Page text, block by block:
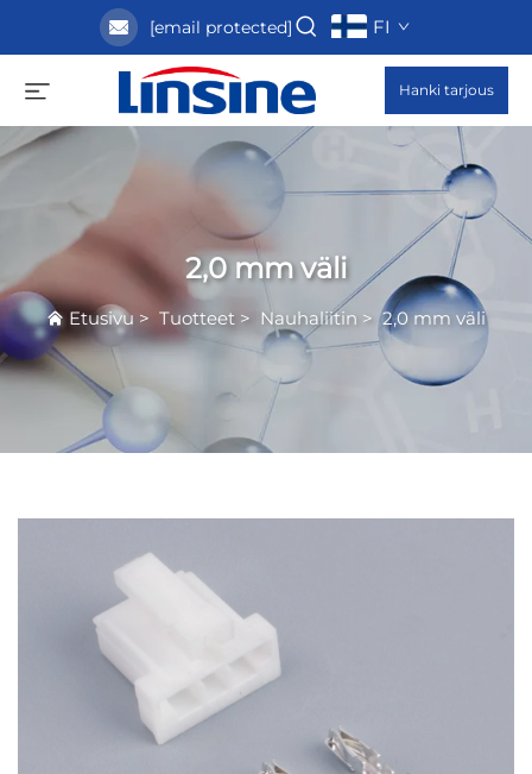
[email protected] FI
Hanki tarjous
2,0 mm väli
Etusivu > Tuotteet > Nauhaliitin >2,0 mm väli